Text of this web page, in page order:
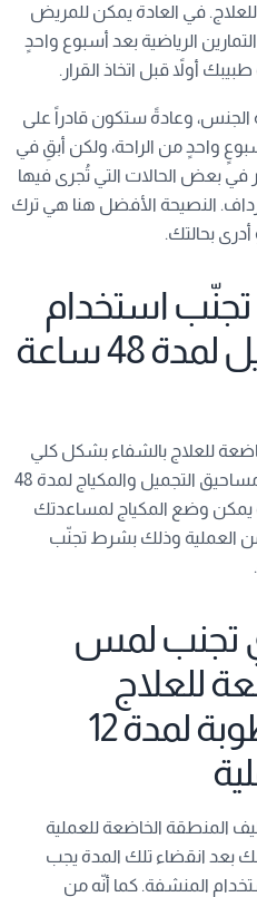
في العادة يمكن للمريض
الرياضية بعد أسبوع واحدٍ
أولاً قبل اتخاذ القرار.
الجنس، وعادةً ستكون قادراً على
واحدٍ من الراحة، ولكن أبقِ في
بعض الحالات التي تُجرى فيها
النصيحة الأفضل هنا هي ترك
بحالتك.
استخدام
مساحيق التجميل لمدة 48 ساعة
للعلاج بالشفاء بشكل كلي
من الضروري تجنب استخدام مساحيق التجميل والمكياج لمدة 48
يمكن وضع المكياج لمساعدتك
من العملية وذلك بشرط تجنّب
تجنب لمس
للعلاج
وتعريضها للرطوبة لمدة 12
المنطقة الخاضعة للعملية
بعد انقضاء تلك المدة يجب
المنشفة. كما أنّه من